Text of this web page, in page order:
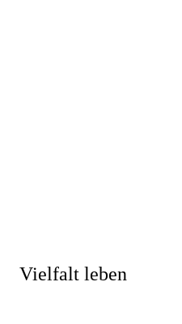
Vielfalt leben